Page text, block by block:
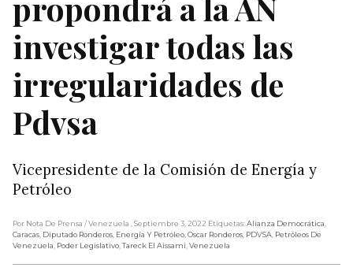
propondrá a la AN
investigar todas las
irregularidades de
Pdvsa
Vicepresidente de la Comisión de Energía y
Petróleo
Por Nota De Prensa / Venezuela , Septiembre 3, 2022 Etiquetas:Alianza Democrática,
Caracas, Diputado Ronderos, Energía Y Petróleo,Oscar Ronderos, PDVSA, Petróleos De
Venezuela, Poder Legislativo,Tareck El Aissami,Venezuela